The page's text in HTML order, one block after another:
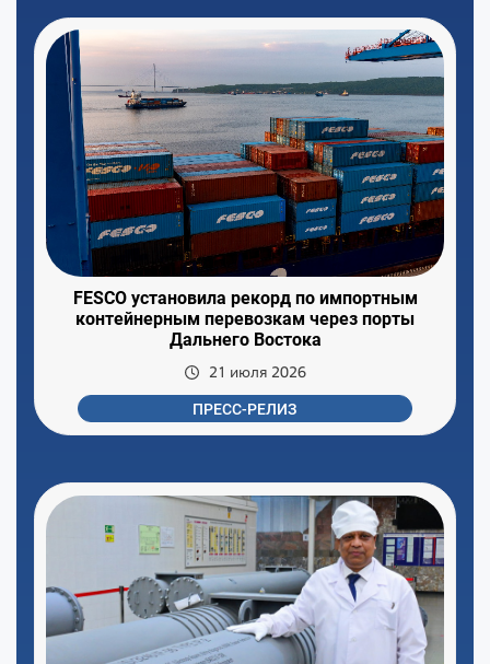
FESCO установила рекорд по импортным
контейнерным перевозкам через порты
Дальнего Востока
21 июля 2026
ПРЕСС-РЕЛИЗ